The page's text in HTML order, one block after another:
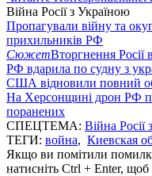
Війна Росії з Україною
Пропагували війну та
прихильників РФ
СюжетВторгнення Росії
РФ вдарила по судну з
США відновили повний
На Херсонщині дрон РФ
поранених
СПЕЦТЕМА: Війна Росії
ТЕГИ: война, Киевская
Якщо ви помітили
натисніть Ctrl + Enter,